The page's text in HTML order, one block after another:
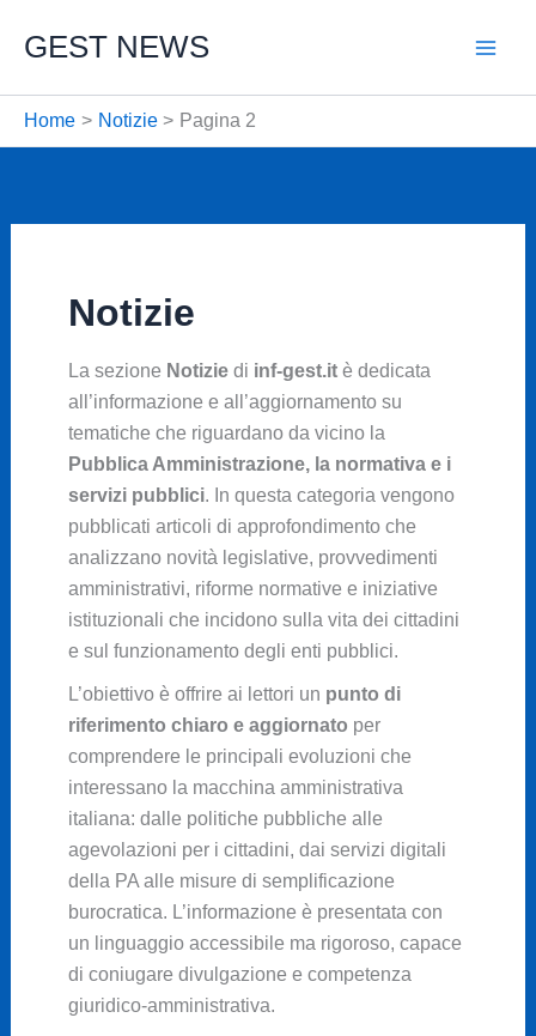
GEST NEWS
Home Notizie Pagina 2
Notizie
La sezione Notiziedi inf-gest.itè dedicata
all’informazione e all’aggiornamento su
tematiche che riguardano da vicino la
Pubblica Amministrazione, la normativa e i
servizi pubblici. In questa categoria vengono
pubblicati articoli di approfondimento che
analizzano novità legislative, provvedimenti
amministrativi, riforme normative e iniziative
istituzionali che incidono sulla vita dei cittadini
e sul funzionamento degli enti pubblici.
L’obiettivo è offrire ai lettori un punto di
riferimento chiaro e aggiornato per
comprendere le principali evoluzioni che
interessano la macchina amministrativa
italiana: dalle politiche pubbliche alle
agevolazioni per i cittadini, dai servizi digitali
della PA alle misure di semplificazione
burocratica. L’informazione è presentata con
un linguaggio accessibile ma rigoroso, capace
di coniugare divulgazione e competenza
giuridico-amministrativa.